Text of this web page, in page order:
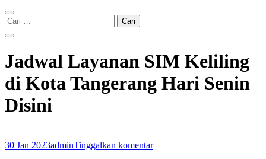
Cari
untuk:
Jadwal Layanan SIM Keliling
di Kota Tangerang Hari Senin
Disini
30 Jan 2023adminTinggalkan komentar